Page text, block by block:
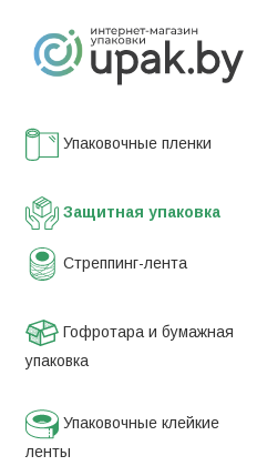
Упаковочные пленки
Защитная упаковка
Стреппинг-лента
Гофротара и бумажная
упаковка
Упаковочные клейкие
ленты
Главная
Каталог
Защитная упаковка
Упаковочные пленки
—
Защитные конверты c